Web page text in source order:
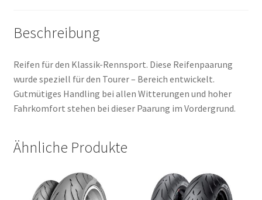
Beschreibung
Reifen für den Klassik-Rennsport. Diese Reifenpaarung
wurde speziell für den Tourer – Bereich entwickelt.
Gutmütiges Handling bei allen Witterungen und hoher
Fahrkomfort stehen bei dieser Paarung im Vordergrund.
Ähnliche Produkte